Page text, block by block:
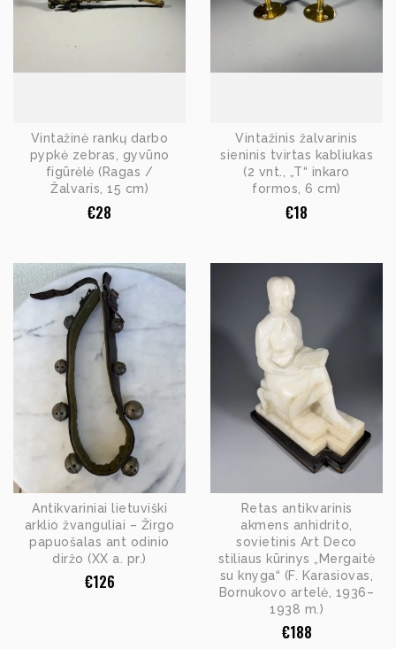
Vintažinė rankų darbo
pypkė zebras, gyvūno
figūrėlė (Ragas /
Žalvaris, 15 cm)
€28
Vintažinis žalvarinis
sieninis tvirtas kabliukas
(2 vnt., „T“ inkaro
formos, 6 cm)
€18
Antikvariniai lietuviški
arklio žvanguliai – Žirgo
papuošalas ant odinio
diržo (XX a. pr.)
€126
Retas antikvarinis
akmens anhidrito,
sovietinis Art Deco
stiliaus kūrinys „Mergaitė
su knyga“ (F. Karasiovas,
Bornukovo artelė, 1936–
1938 m.)
€188